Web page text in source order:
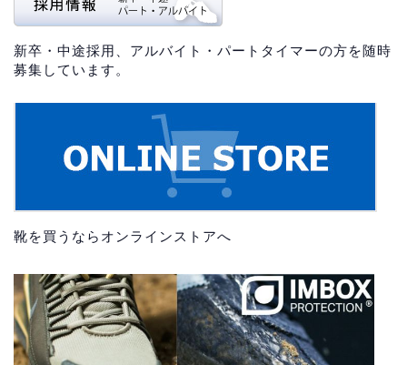
新卒・中途採用、アルバイト・パートタイマーの方を随時
募集しています。
靴を買うならオンラインストアへ